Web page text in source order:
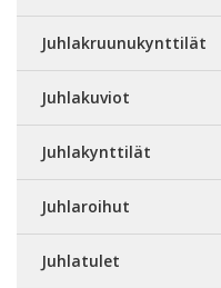
Juhlakruunukynttilät
Juhlakuviot
Juhlakynttilät
Juhlaroihut
Juhlatulet